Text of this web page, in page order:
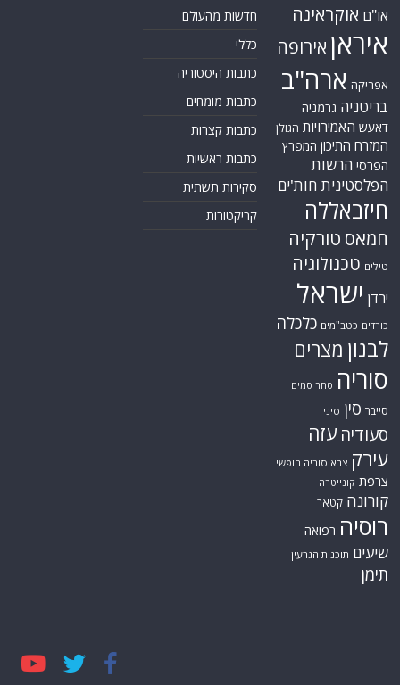
או"ם אוקראינה
איראן אירופה
אפריקה ארה"ב
בריטניה גרמניה
דאעש האמירויות הגולן
המזרח התיכון המפרץ
הפרסי הרשות
הפלסטינית חות'ים
חיזבאללה
חמאס טורקיה
טילים טכנולוגיה
ירדן ישראל
כורדים כטב"מים כלכלה
לבנון מצרים
סוריה סחר סמים
סייבר סין סיני
סעודיה עזה
עירק צבא סוריה חופשי
צרפת קונייטרה
קורונה קטאר
רוסיה רפואה
שיעים תוכנית הגרעין
תימן
חדשות מהעולם
כללי
כתבות היסטוריה
כתבות מומחים
כתבות קצרות
כתבות ראשיות
סקירות תשתית
קריקטורות